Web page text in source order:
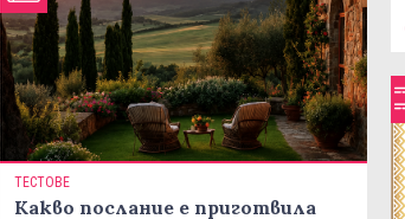
ТЕСТОВЕ
Какво послание е приготвила